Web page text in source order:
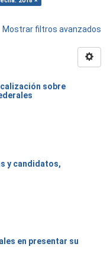
Mostrar filtros avanzados
sobre
y candidatos,
en presentar su